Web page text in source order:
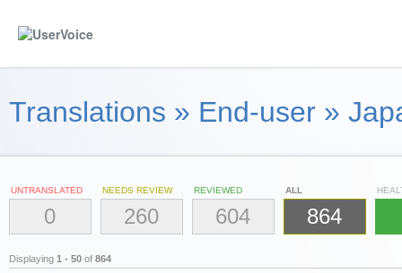
Translations » End-user »
UNTRANSLATED
0
NEEDS REVIEW
260
REVIEWED
604
ALL
864
Displaying 1 - 50 of 864